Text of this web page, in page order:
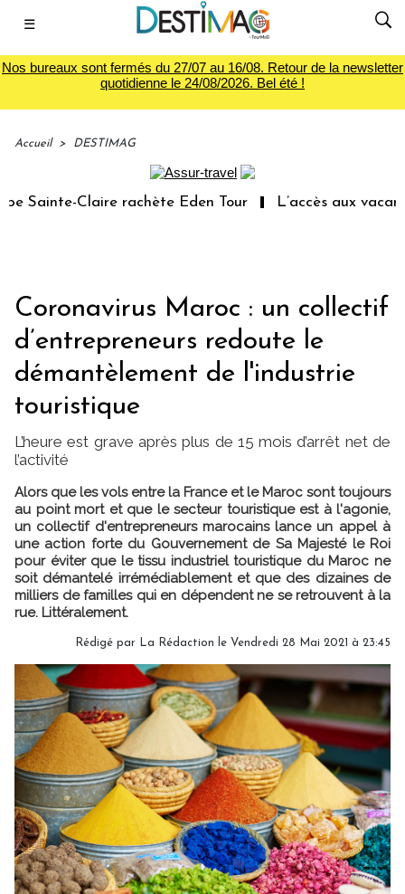
☰
Nos bureaux sont fermés du 27/07 au 16/08. Retour de la newsletter
quotidienne le 24/08/2026. Bel été !
Accueil > DESTIMAG
Sainte-Claire rachète Eden Tour L’accès aux
Coronavirus Maroc : un collectif
d’entrepreneurs redoute le
démantèlement de l'industrie
touristique
L’heure est grave après plus de 15 mois d’arrêt net de
l’activité
Alors que les vols entre la France et le Maroc sont toujours
au point mort et que le secteur touristique est à l'agonie,
un collectif d'entrepreneurs marocains lance un appel à
une action forte du Gouvernement de Sa Majesté le Roi
pour éviter que le tissu industriel touristique du Maroc ne
soit démantelé irrémédiablement et que des dizaines de
milliers de familles qui en dépendent ne se retrouvent à la
rue. Littéralement.
Rédigé par La Rédaction le Vendredi 28 Mai 2021 à 23:45